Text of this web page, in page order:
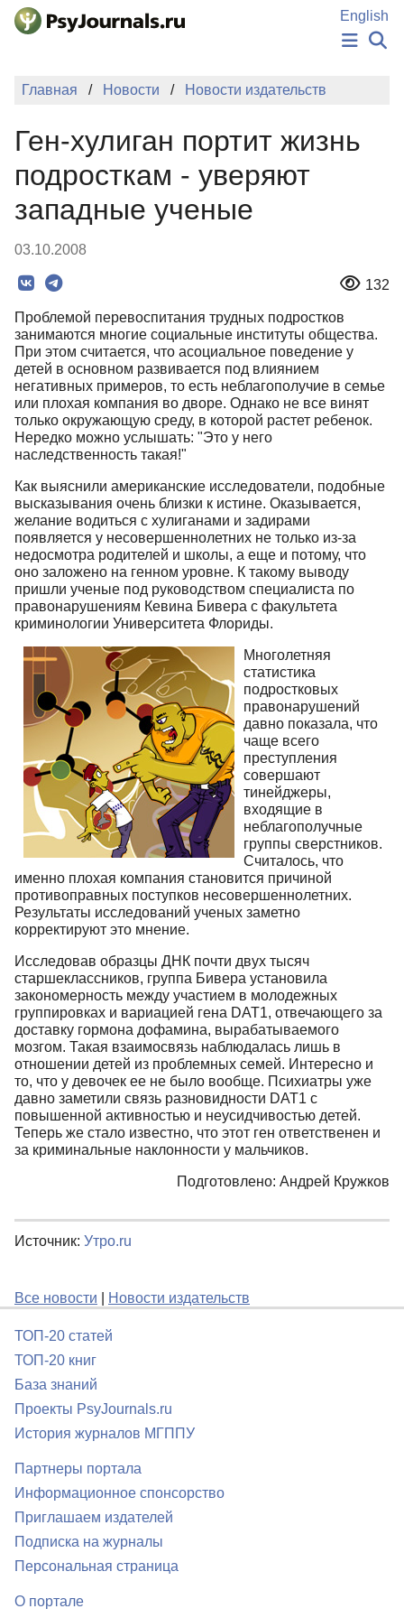
Перейти к основному содержанию
English
НОВОСТИ
ПОДАТЬ РУКОПИСЬ
КЛЮЧЕВЫЕ СЛОВА
Регистрация
Главная Новости Новости издательств
Ген-хулиган портит жизнь
подросткам - уверяют
западные ученые
03.10.2008
132
Проблемой перевоспитания трудных подростков
занимаются многие социальные институты общества.
При этом считается, что асоциальное поведение у
детей в основном развивается под влиянием
негативных примеров, то есть неблагополучие в семье
или плохая компания во дворе. Однако не все винят
только окружающую среду, в которой растет ребенок.
Нередко можно услышать: "Это у него
наследственность такая!"
Как выяснили американские исследователи, подобные
высказывания очень близки к истине. Оказывается,
желание водиться с хулиганами и задирами
появляется у несовершеннолетних не только из-за
недосмотра родителей и школы, а еще и потому, что
оно заложено на генном уровне. К такому выводу
пришли ученые под руководством специалиста по
правонарушениям Кевина Бивера с факультета
криминологии Университета Флориды.
Многолетняя
статистика
подростковых
правонарушений
давно показала, что
чаще всего
преступления
совершают
тинейджеры,
входящие в
неблагополучные
группы сверстников.
Считалось, что
именно плохая компания становится причиной
противоправных поступков несовершеннолетних.
Результаты исследований ученых заметно
корректируют это мнение.
Исследовав образцы ДНК почти двух тысяч
старшеклассников, группа Бивера установила
закономерность между участием в молодежных
группировках и вариацией гена DAT1, отвечающего за
доставку гормона дофамина, вырабатываемого
мозгом. Такая взаимосвязь наблюдалась лишь в
отношении детей из проблемных семей. Интересно и
то, что у девочек ее не было вообще. Психиатры уже
давно заметили связь разновидности DAT1 с
повышенной активностью и неусидчивостью детей.
Теперь же стало известно, что этот ген ответственен и
за криминальные наклонности у мальчиков.
Подготовлено: Андрей Кружков
Источник: Утро.ru
Все новости Новости издательств
ТОП-20 статей
ТОП-20 книг
База знаний
Проекты PsyJournals.ru
История журналов МГППУ
Партнеры портала
Информационное спонсорство
Приглашаем издателей
Подписка на журналы
Персональная страница
О портале